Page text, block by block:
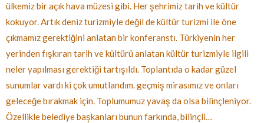
ülkemiz bir açık hava müzesi gibi. Her şehrimiz tarih ve kültür
kokuyor. Artık deniz turizmiyle değil de kültür turizmi ile öne
çıkmamız gerektiğini anlatan bir konferanstı. Türkiyenin her
yerinden fışkıran tarih ve kültürü anlatan kültür turizmiyle ilgili
neler yapılması gerektiği tartışıldı. Toplantıda o kadar güzel
sunumlar vardı ki çok umutlandım. geçmiş mirasımız ve onları
geleceğe bırakmak için. Toplumumuz yavaş da olsa bilinçleniyor.
Özellikle belediye başkanları bunun farkında, bilinçli…